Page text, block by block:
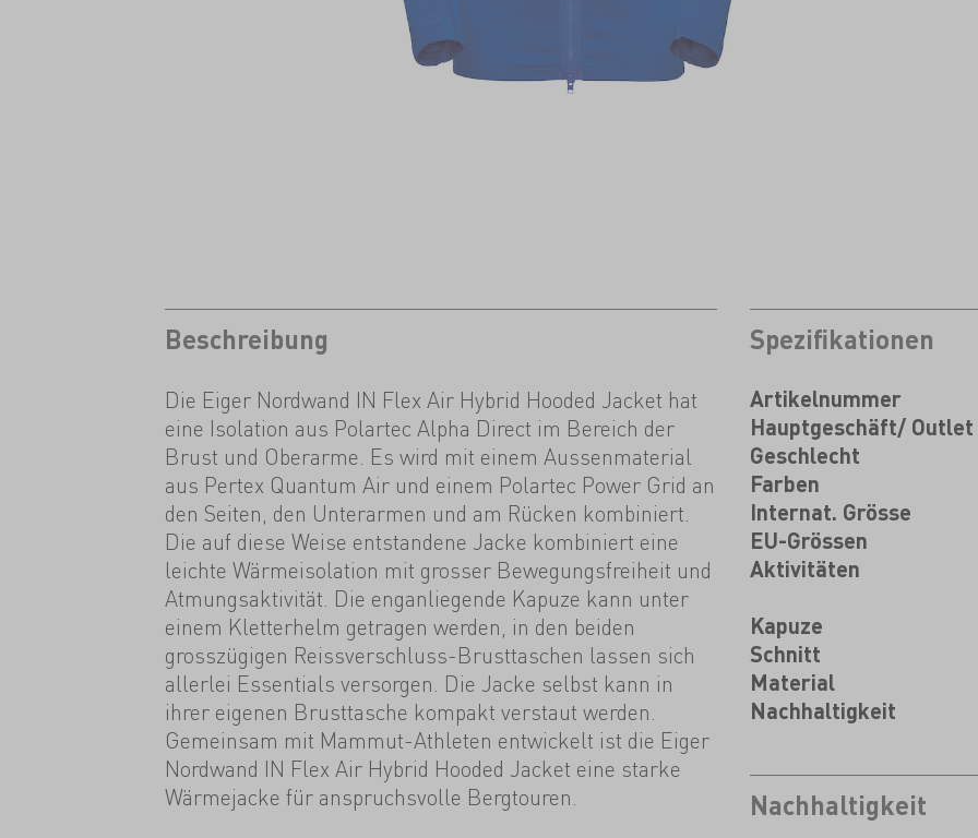
Beschreibung
Die Eiger Nordwand IN Flex Air Hybrid Hooded Jacket hat
eine Isolation aus Polartec Alpha Direct im Bereich der
Brust und Oberarme. Es wird mit einem Aussenmaterial
aus Pertex Quantum Air und einem Polartec Power Grid an
den Seiten, den Unterarmen und am Rücken kombiniert.
Die auf diese Weise entstandene Jacke kombiniert eine
leichte Wärmeisolation mit grosser Bewegungsfreiheit und
Atmungsaktivität. Die enganliegende Kapuze kann unter
einem Kletterhelm getragen werden, in den beiden
grosszügigen Reissverschluss-Brusttaschen lassen sich
allerlei Essentials versorgen. Die Jacke selbst kann in
ihrer eigenen Brusttasche kompakt verstaut werden.
Gemeinsam mit Mammut-Athleten entwickelt ist die Eiger
Nordwand IN Flex Air Hybrid Hooded Jacket eine starke
Wärmejacke für anspruchsvolle Bergtouren.
Spezifikationen
Artikelnummer
Hauptgeschäft/ Outlet
Geschlecht
Farben
Internat. Grösse
EU-Grössen
Aktivitäten
Kapuze
Schnitt
Material
Nachhaltigkeit
Nachhaltigkeit